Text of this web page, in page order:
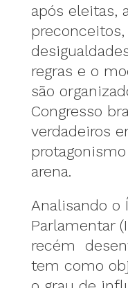
após eleitas,
regras e o
são
Congresso
verdadeiros
arena.
Analisando o
Parlamentar
recém
tem como